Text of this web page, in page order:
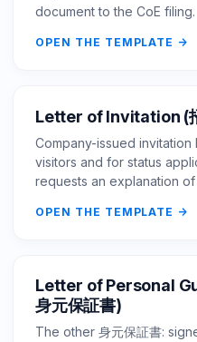
document to the CoE filing.
OPEN THE TEMPLATE
Letter of Invitation (
Company-issued
visitors and for status
requests an explanation
OPEN THE TEMPLATE
Letter of Personal
身元保証書)
The other 身元保証書: